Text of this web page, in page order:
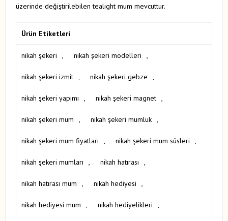
üzerinde değiştirilebilen tealight mum mevcuttur.
Ürün Etiketleri
nikah şekeri , nikah şekeri modelleri ,
nikah şekeri izmit , nikah şekeri gebze ,
nikah şekeri yapımı , nikah şekeri magnet ,
nikah şekeri mum , nikah şekeri mumluk ,
nikah şekeri mum fiyatları , nikah şekeri mum süsleri ,
nikah şekeri mumları , nikah hatırası ,
nikah hatırası mum , nikah hediyesi ,
nikah hediyesi mum , nikah hediyelikleri ,